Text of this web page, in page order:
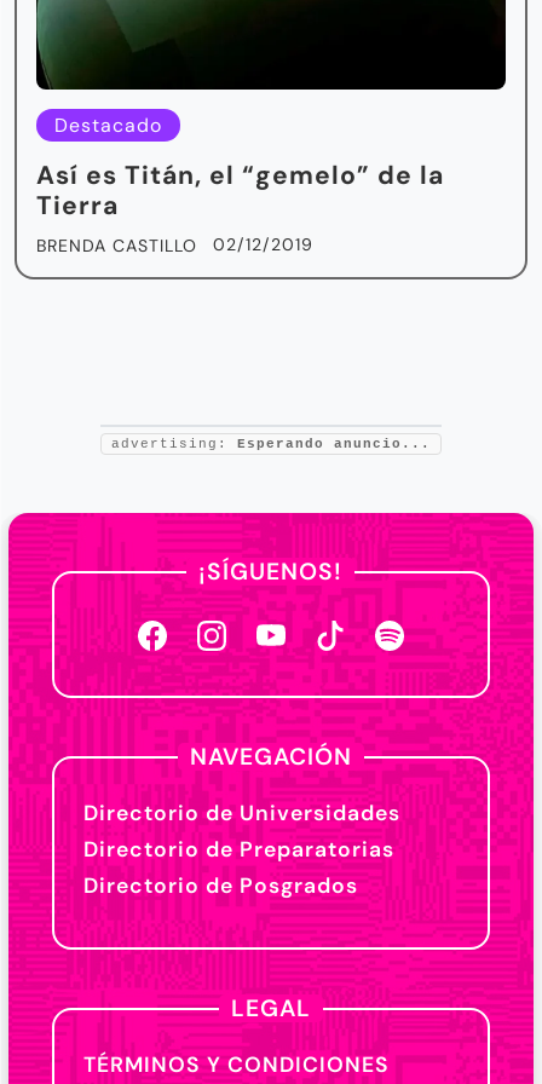
Destacado
Así es Titán, el “gemelo” de la
Tierra
BRENDA CASTILLO 02/12/2019
advertising: Esperando anuncio...
¡SÍGUENOS!
NAVEGACIÓN
Directorio de Universidades
Directorio de Preparatorias
Directorio de Posgrados
LEGAL
TÉRMINOS Y CONDICIONES